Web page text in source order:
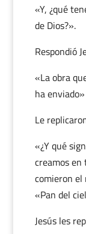
«Y, ¿qué
de Dios?».
Respondió
«La obra
ha enviado»
Le
«¿Y qué
creamos en
comieron el
«Pan del
Jesús les